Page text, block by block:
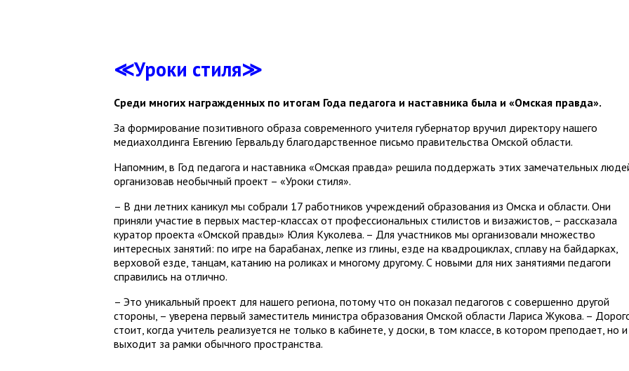
≪Уроки стиля≫
Среди многих награжденных по итогам Года педагога и наставника была и «Омская правда».
За формирование позитивного образа современного учителя губернатор вручил директору нашего
медиахолдинга Евгению Гервальду благодарственное письмо правительства Омской области.
Напомним, в Год педагога и наставника «Омская правда» решила поддержать этих замечательных
организовав необычный проект – «Уроки стиля».
– В дни летних каникул мы собрали 17 работников учреждений образования из Омска и области. Они
приняли участие в первых мастер-классах от профессиональных стилистов и визажистов, – рассказала
куратор проекта «Омской правды» Юлия Куколева. – Для участников мы организовали множество
интересных занятий: по игре на барабанах, лепке из глины, езде на квадроциклах, сплаву на байдарках,
верховой езде, танцам, катанию на роликах и многому другому. С новыми для них занятиями педагоги
справились на отлично.
– Это уникальный проект для нашего региона, потому что он показал педагогов с совершенно другой
стороны, – уверена первый заместитель министра образования Омской области Лариса Жукова. –
стоит, когда учитель реализуется не только в кабинете, у доски, в том классе, в котором преподает, но и
выходит за рамки обычного пространства.